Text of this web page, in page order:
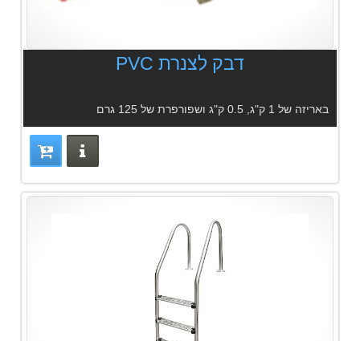
דבק לצנרת PVC
באריזה של 1 ק"ג, 0.5 ק"ג ושפורפרת של 125 גרם
פרטים